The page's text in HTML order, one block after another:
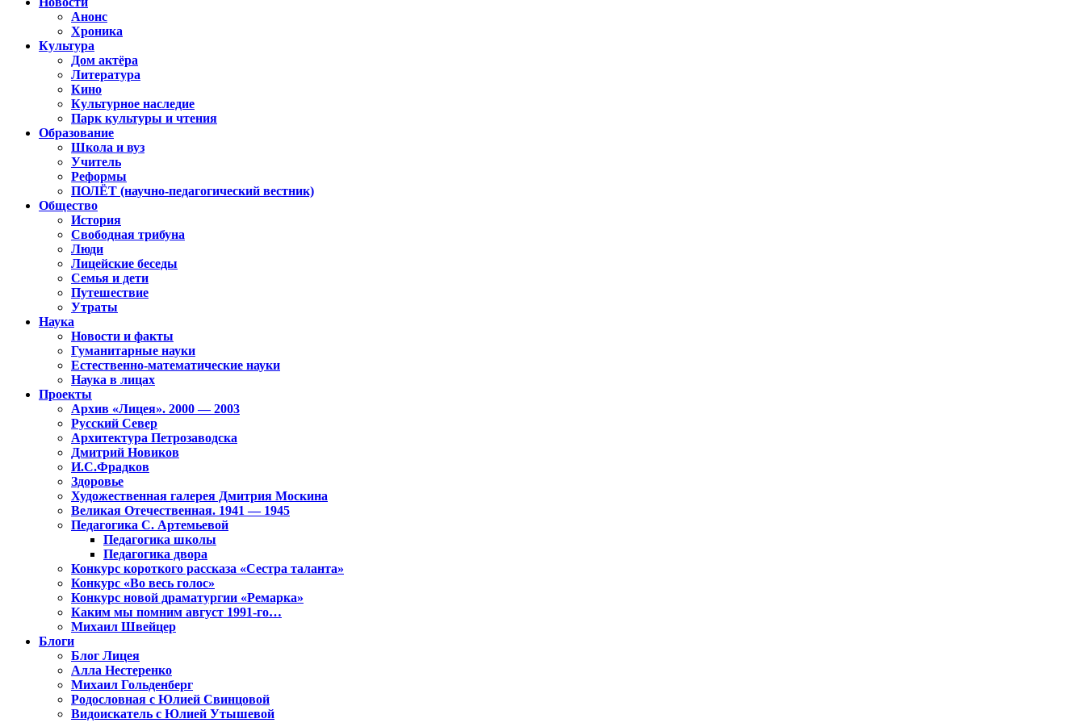
Анонс
Хроника
Культура
Дом актёра
Литература
Кино
Культурное наследие
Парк культуры и чтения
Образование
Школа и вуз
Учитель
Реформы
ПОЛЁТ (научно-педагогический вестник)
Общество
История
Свободная трибуна
Люди
Лицейские беседы
Семья и дети
Путешествие
Утраты
Наука
Новости и факты
Гуманитарные науки
Естественно-математические науки
Наука в лицах
Проекты
Архив «Лицея». 2000 — 2003
Русский Север
Архитектура Петрозаводска
Дмитрий Новиков
И.С.Фрадков
Здоровье
Художественная галерея Дмитрия Москина
Великая Отечественная. 1941 — 1945
Педагогика С. Артемьевой
Педагогика школы
Педагогика двора
Конкурс короткого рассказа «Сестра таланта»
Конкурс «Во весь голос»
Конкурс новой драматургии «Ремарка»
Каким мы помним август 1991-го…
Михаил Швейцер
Блоги
Блог Лицея
Алла Нестеренко
Михаил Гольденберг
Родословная с Юлией Свинцовой
Видоискатель с Юлией Утышевой